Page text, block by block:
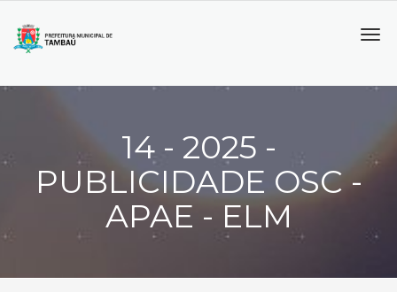
14 - 2025 -
PUBLICIDADE OSC -
APAE - ELM